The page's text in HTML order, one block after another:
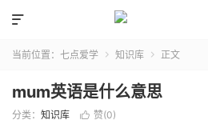

当前位置： 七点爱学  知识库  正文
mum英语是什么意思
分类： 知识库  赞(0)